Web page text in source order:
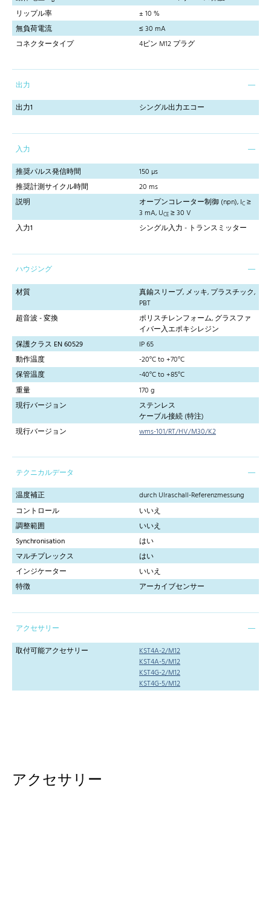
リップル率
± 10 %
無負荷電流
≤ 30 mA
コネクタータイプ
4ピン M12 プラグ
出力
出力1
シングル出力エコー
入力
推奨パルス発信時間
150 µs
推奨計測サイクル時間
20 ms
説明
オープンコレーター制御 (npn), IC ≥
3 mA, UCE ≥ 30 V
入力1
シングル入力 - トランスミッター
ハウジング
材質
真鍮スリーブ, メッキ, プラスチック,
PBT
超音波 - 変換
ポリスチレンフォーム, グラスファ
イバー入エポキシレジン
保護クラス EN 60529
IP 65
動作温度
-20°C to +70°C
保管温度
-40°C to +85°C
重量
170 g
現行バージョン
ステンレス
ケーブル接続 (特注)
現行バージョン
wms-101/RT/HV/M30/K2
テクニカルデータ
温度補正
durch Ulraschall-Referenzmessung
コントロール
いいえ
調整範囲
いいえ
Synchronisation
はい
マルチプレックス
はい
インジケーター
いいえ
特徴
アーカイブセンサー
アクセサリー
取付可能アクセサリー
KST4A-2/M12
KST4A-5/M12
KST4G-2/M12
KST4G-5/M12
アクセサリー